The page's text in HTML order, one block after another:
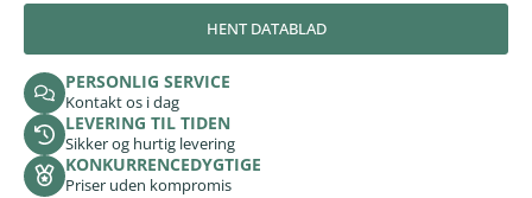
HENT DATABLAD
PERSONLIG SERVICE
Kontakt os i dag
LEVERING TIL TIDEN
Sikker og hurtig levering
KONKURRENCEDYGTIGE
Priser uden kompromis